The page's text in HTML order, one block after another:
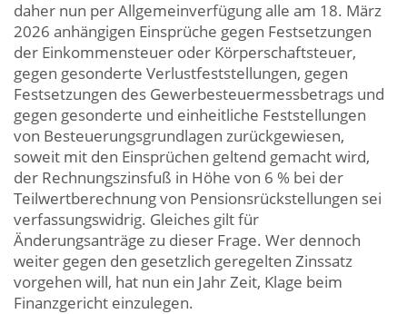
daher nun per Allgemeinverfügung alle am 18. März
2026 anhängigen Einsprüche gegen Festsetzungen
der Einkommensteuer oder Körperschaftsteuer,
gegen gesonderte Verlustfeststellungen, gegen
Festsetzungen des Gewerbesteuermessbetrags und
gegen gesonderte und einheitliche Feststellungen
von Besteuerungsgrundlagen zurückgewiesen,
soweit mit den Einsprüchen geltend gemacht wird,
der Rechnungszinsfuß in Höhe von 6 % bei der
Teilwertberechnung von Pensionsrückstellungen sei
verfassungswidrig. Gleiches gilt für
Änderungsanträge zu dieser Frage. Wer dennoch
weiter gegen den gesetzlich geregelten Zinssatz
vorgehen will, hat nun ein Jahr Zeit, Klage beim
Finanzgericht einzulegen.